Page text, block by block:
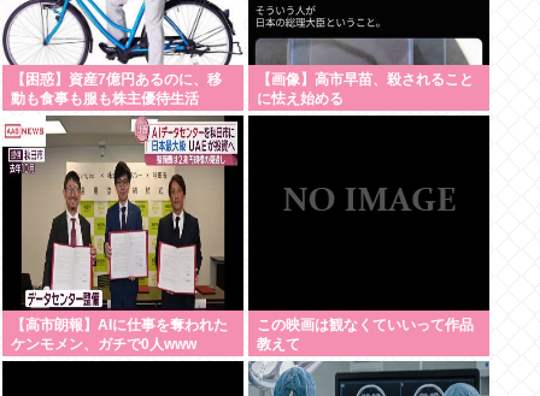
【困惑】資産7億円あるのに、移
動も食事も服も株主優待生活
【画像】高市早苗、殺されること
に怯え始める
【高市朗報】AIに仕事を奪われた
ケンモメン、ガチで0人www
この映画は観なくていいって作品
教えて